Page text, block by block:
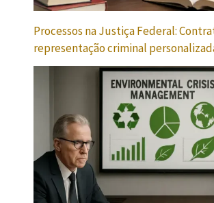
Processos na Justiça Federal:
representação criminal